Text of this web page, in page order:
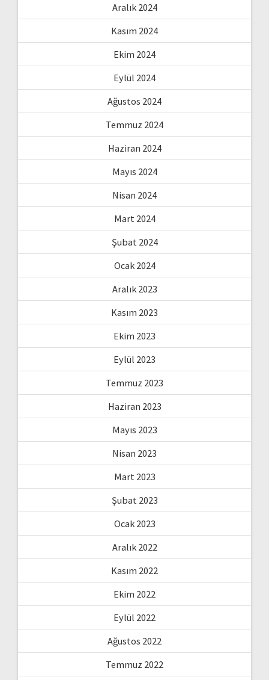
Aralık 2024
Kasım 2024
Ekim 2024
Eylül 2024
Ağustos 2024
Temmuz 2024
Haziran 2024
Mayıs 2024
Nisan 2024
Mart 2024
Şubat 2024
Ocak 2024
Aralık 2023
Kasım 2023
Ekim 2023
Eylül 2023
Temmuz 2023
Haziran 2023
Mayıs 2023
Nisan 2023
Mart 2023
Şubat 2023
Ocak 2023
Aralık 2022
Kasım 2022
Ekim 2022
Eylül 2022
Ağustos 2022
Temmuz 2022